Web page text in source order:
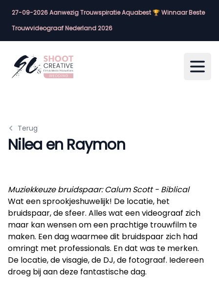
27-09-2026 Aanwezig Trouwspiratie Aquabest 🏆 Winnaar Beste
Trouwvideograaf Nederland 2026
Terug
Nilea en Raymon
Muziekkeuze bruidspaar: Calum Scott - Biblical
Wat een sprookjeshuwelijk! De locatie, het
bruidspaar, de sfeer. Alles wat een videograaf zich
maar kan wensen om een prachtige trouwfilm te
maken. Een dag waarmee dit bruidspaar zich had
omringt met professionals. En dat was te merken.
De locatie, de visagie, de DJ, de fotograaf. Iedereen
droeg bij aan deze fantastische dag.